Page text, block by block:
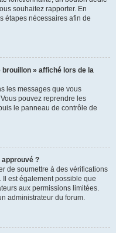
souhaitez rapporter. En
étapes nécessaires afin de
» affiché lors de la
les messages que vous
pouvez reprendre les
le panneau de contrôle de
approuvé ?
de soumettre à des vérifications
Il est également possible que
aux permissions limitées.
administrateur du forum.